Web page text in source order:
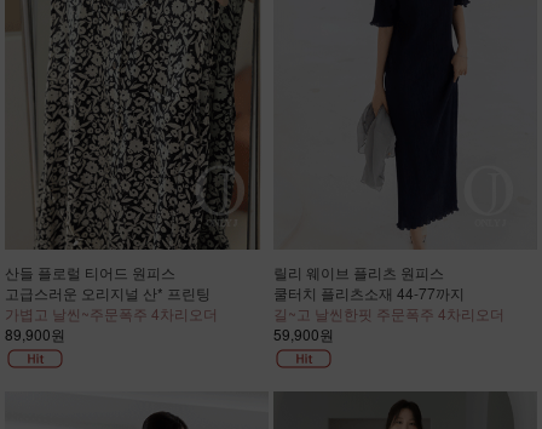
산들 플로럴 티어드 원피스
고급스러운 오리지널 산* 프린팅
가볍고 날씬~주문폭주 4차리오더
89,900원
릴리 웨이브 플리츠 원피스
쿨터치 플리츠소재 44-77까지
길~고 날씬한핏 주문폭주 4차리오더
59,900원